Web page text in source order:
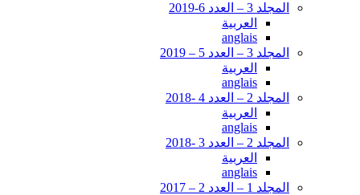
المجلد 3 – العدد 6-2019
العربية
anglais
المجلد 3 – العدد 5 – 2019
العربية
anglais
المجلد 2 – العدد 4 -2018
العربية
anglais
المجلد 2 – العدد 3 -2018
العربية
anglais
المجلد 1 – العدد 2 – 2017